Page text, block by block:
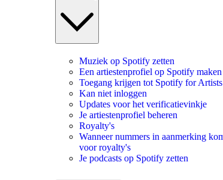
Muziek op Spotify zetten
Een artiestenprofiel op Spotify maken
Toegang krijgen tot Spotify for Artists
Kan niet inloggen
Updates voor het verificatievinkje
Je artiestenprofiel beheren
Royalty's
Wanneer nummers in aanmerking
voor royalty's
Je podcasts op Spotify zetten